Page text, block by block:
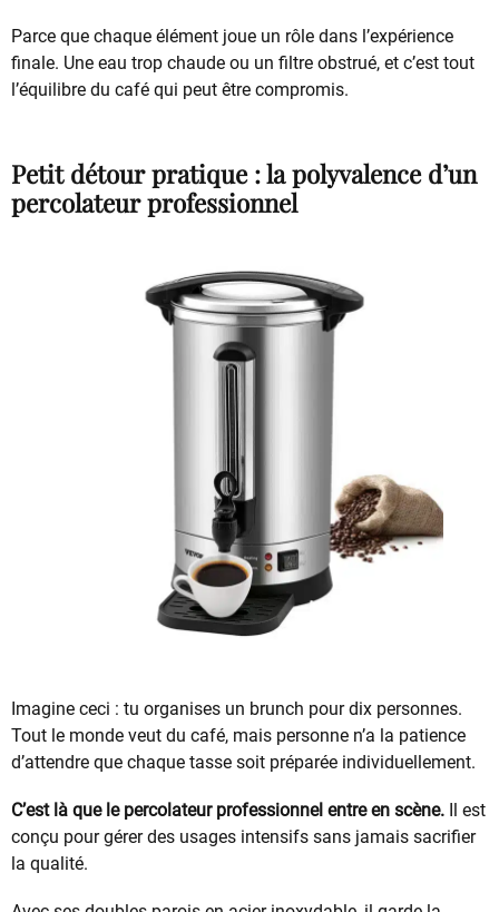
Parce que chaque élément joue un rôle dans l’expérience
finale. Une eau trop chaude ou un filtre obstrué, et c’est tout
l’équilibre du café qui peut être compromis.
Petit détour pratique : la polyvalence d’un
percolateur professionnel
Imagine ceci : tu organises un brunch pour dix personnes.
Tout le monde veut du café, mais personne n’a la patience
d’attendre que chaque tasse soit préparée individuellement.
C’est là que le percolateur professionnel entre en scène. Il est
conçu pour gérer des usages intensifs sans jamais sacrifier
la qualité.